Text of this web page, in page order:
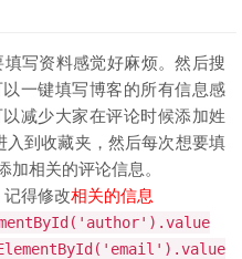
写资料感觉好麻烦。然后搜
一键填写博客的所有信息感
减少大家在评论时候添加姓
到收藏夹，然后每次想要填
加相关的评论信息。
得修改相关的信息